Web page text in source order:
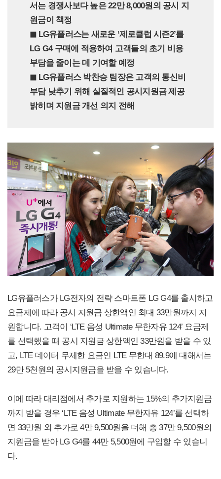
서는 경쟁사보다 높은 22만 8,000원의 공시 지
원금이 책정
◼︎ LG유플러스는 새로운 ‘제로클럽 시즌2’를
LG G4 구매에 적용하여 고객들의 초기 비용
부담을 줄이는 데 기여할 예정
◼︎ LG유플러스 박찬승 팀장은 고객의 통신비
부담 낮추기 위해 실질적인 공시지원금 제공
밝히며 지원금 개선 의지 전해
LG유플러스가 LG전자의 전략 스마트폰 LG G4를 출시하고
요금제에 따라 공시 지원금 상한액인 최대 33만원까지 지
원합니다. 고객이 ‘LTE 음성 Ultimate 무한자유 124’ 요금제
를 선택했을 때 공시 지원금 상한액인 33만원을 받을 수 있
고, LTE 데이터 무제한 요금인 LTE 무한대 89.9에 대해서는
29만 5천원의 공시지원금을 받을 수 있습니다.
이에 따라 대리점에서 추가로 지원하는 15%의 추가지원금
까지 받을 경우 ‘LTE 음성 Ultimate 무한자유 124’를 선택하
면 33만원 외 추가로 4만 9,500원을 더해 총 37만 9,500원의
지원금을 받아 LG G4를 44만 5,500원에 구입할 수 있습니
다.